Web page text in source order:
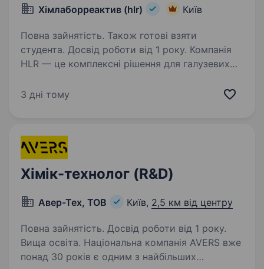
Хімлаборреактив (hlr) Київ
Повна зайнятість. Також готові взяти
студента. Досвід роботи від 1 року. Компанія
HLR — це комплексні рішення для галузевих
забезпечує лабораторіїї контролю якості
3 дні тому
Хімік-технолог (R&D)
Авер-Тех, ТОВ Київ, 2,5 км від центру
Повна зайнятість. Досвід роботи від 1 року.
Вища освіта. Національна компанія AVERS вже
понад 30 років є одним з найбільших